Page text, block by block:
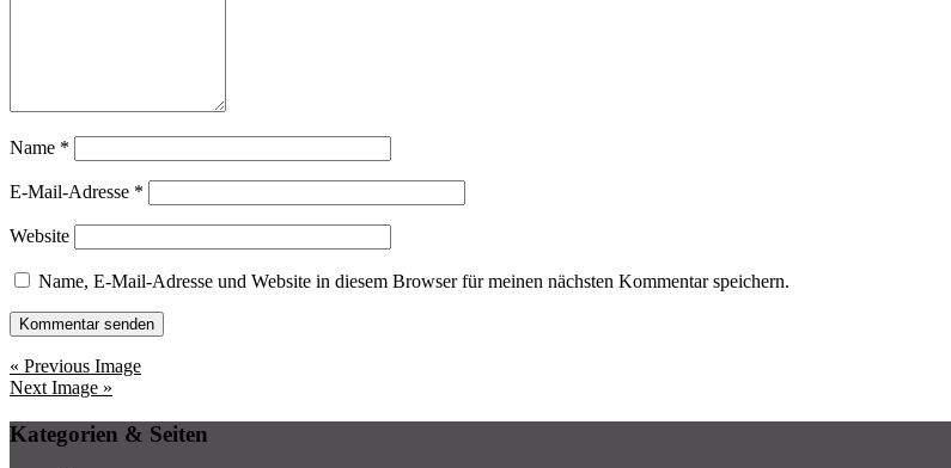
Name *
E-Mail-Adresse *
Website
Name, E-Mail-Adresse und Website in diesem Browser für meinen nächsten Kommentar speichern.
« Previous Image
Next Image »
Kategorien & Seiten